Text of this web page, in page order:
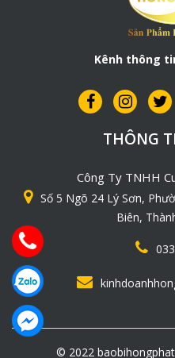
Kênh thông
THÔNG
Công Ty TNHH
Số 5 Ngõ 24 Lý Sơn,
Biên,
© 2022